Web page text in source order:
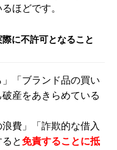
ほどです。
際に不許可となること
」「ブランド品の買い
産をあきらめている
費」「詐欺的な借入
と免責することに抵